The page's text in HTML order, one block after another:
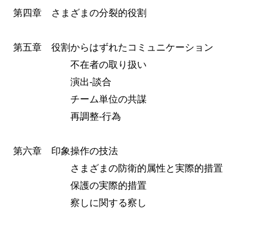
第四章 さまざまの分裂的役割
第五章 役割からはずれたコミュニケーション
不在者の取り扱い
演出‐談合
チーム単位の共謀
再調整‐行為
第六章 印象操作の技法
さまざまの防衛的属性と実際的措置
保護の実際的措置
察しに関する察し